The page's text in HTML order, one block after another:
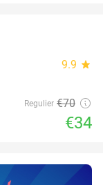
9.9 star
Regulier €70
€34